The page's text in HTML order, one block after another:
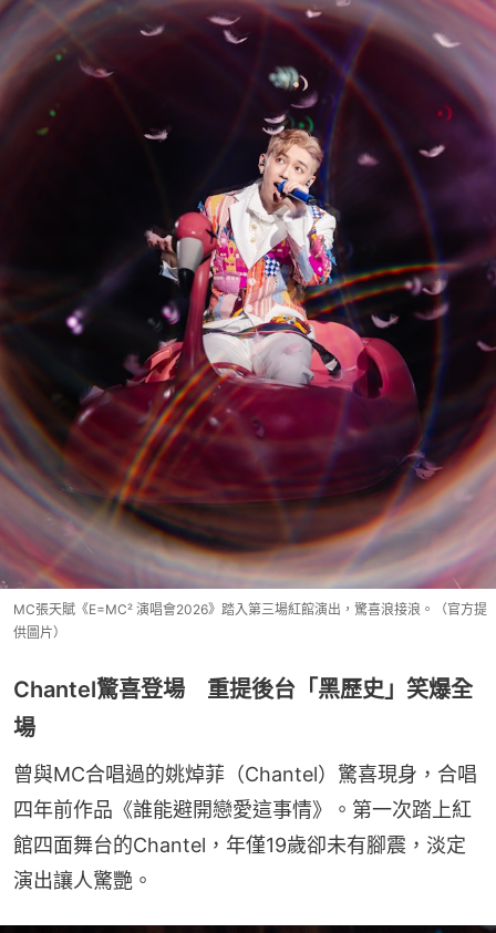
MC張天賦《E=MC² 演唱會2026》踏入第三場紅館演出，驚喜浪接浪。（官方提
供圖片）
Chantel驚喜登場 重提後台「黑歷史」笑爆全
場
曾與MC合唱過的姚焯菲（Chantel）驚喜現身，合唱
四年前作品《誰能避開戀愛這事情》。第一次踏上紅
館四面舞台的Chantel，年僅19歲卻未有腳震，淡定
演出讓人驚艷。